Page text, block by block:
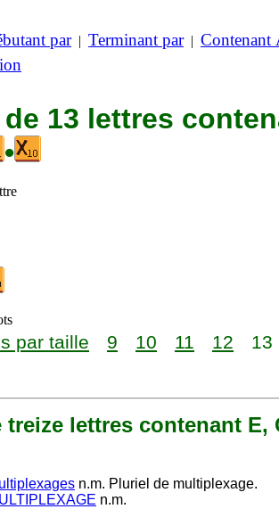
par| Terminant par| Contenant
13 lettres
•
par taille 9 10 11 12 13
lettres contenant E,
n.m. Pluriel de multiplexage.
n.m.